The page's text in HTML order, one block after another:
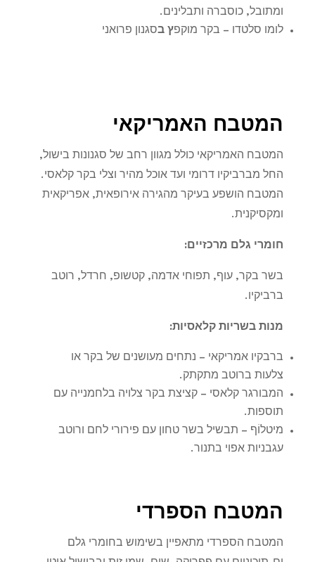
ומתובל, כוסברה ותבלינים.
לומו סלטדו – בקר מוקפץ בסגנון פרואני
המטבח האמריקאי
המטבח האמריקאי כולל מגוון רחב של סגנונות בישול,
החל מברביקיו דרומי ועד אוכל מהיר וצלי בקר קלאסי.
המטבח הושפע בעיקר מהגירה אירופאית, אפריקאית
ומקסיקנית.
חומרי גלם מרכזיים :
בשר בקר, עוף, תפוחי אדמה, קטשופ, חרדל, רוטב
ברביקיו .
מנות בשריות קלאסיות:
ברבקיו אמריקאי – נתחים מעושנים של בקר או
צלעות ברוטב מתקתק .
המבורגר קלאסי – קציצת בקר צלויה בלחמנייה עם
תוספות.
מיטלוֹף – תבשיל בשר טחון עם פירורי לחם ורוטב
עגבניות אפוי בתנור.
המטבח הספרדי
המטבח הספרדי מתאפיין בשימוש בחומרי גלם